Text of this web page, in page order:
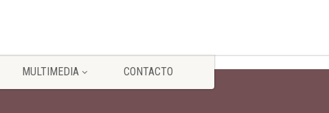
MULTIMEDIA CONTACTO